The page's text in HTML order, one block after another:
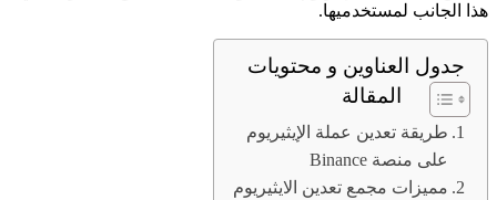
هذا الجانب لمستخدميها.
جدول العناوين و محتويات
المقالة
طريقة تعدين عملة الإيثيريوم
على منصة Binance
مميزات مجمع تعدين الايثيريوم